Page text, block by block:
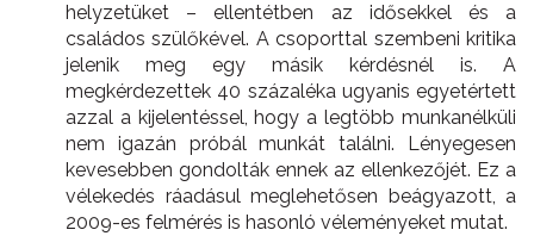
helyzetüket – ellentétben az idősekkel és a
családos szülőkével. A csoporttal szembeni kritika
jelenik meg egy másik kérdésnél is. A
megkérdezettek 40 százaléka ugyanis egyetértett
azzal a kijelentéssel, hogy a legtöbb munkanélküli
nem igazán próbál munkát találni. Lényegesen
kevesebben gondolták ennek az ellenkezőjét. Ez a
vélekedés ráadásul meglehetősen beágyazott, a
2009-es felmérés is hasonló véleményeket mutat.